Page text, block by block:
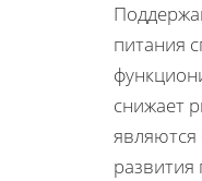
питания
снижает
являются
развития